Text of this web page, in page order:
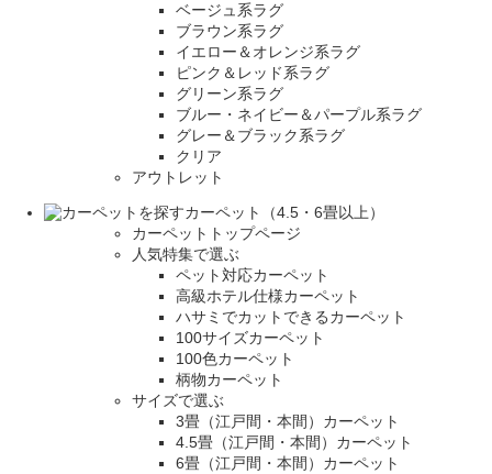
ベージュ系ラグ
ブラウン系ラグ
イエロー＆オレンジ系ラグ
ピンク＆レッド系ラグ
グリーン系ラグ
ブルー・ネイビー＆パープル系ラグ
グレー＆ブラック系ラグ
クリア
アウトレット
カーペット（4.5・6畳以上）
カーペットトップページ
人気特集で選ぶ
ペット対応カーペット
高級ホテル仕様カーペット
ハサミでカットできるカーペット
100サイズカーペット
100色カーペット
柄物カーペット
サイズで選ぶ
3畳（江戸間・本間）カーペット
4.5畳（江戸間・本間）カーペット
6畳（江戸間・本間）カーペット